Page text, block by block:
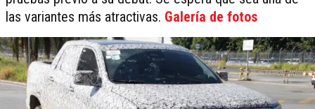
las variantes más atractivas. Galería de fotos